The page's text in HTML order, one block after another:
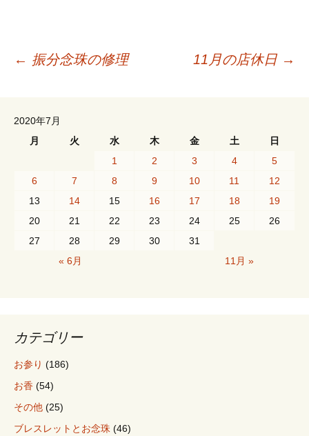
投
稿
ナ
ビ
ゲ
シ
ョ
ン
← 振分念珠の修理 11月の店休日 →
2020年7月
月
火 水 木 金 土
日
1
2 3 4
5
6
7 8 9 10 11
12
13
14 15 16 17 18
19
20
21 22 23 24 25
26
27
28 29 30
31
« 6月
11月 »
カテゴリー
お参り (186)
お香 (54)
その他 (25)
ブレスレットとお念珠 (46)